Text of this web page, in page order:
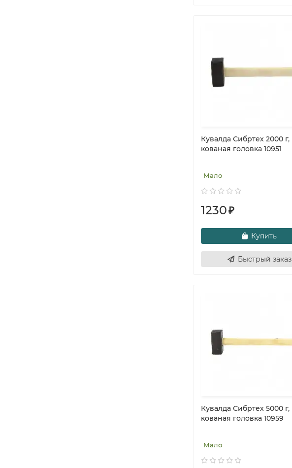
Кувалда Сибртех 2000 г,
кованая головка 10951
Мало
1230₽
Купить
Быстрый заказ
Кувалда Сибртех 5000 г,
кованая головка 10959
Мало